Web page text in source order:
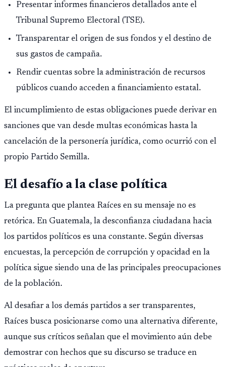
Presentar informes financieros detallados ante el
Tribunal Supremo Electoral (TSE).
Transparentar el origen de sus fondos y el destino de
sus gastos de campaña.
Rendir cuentas sobre la administración de recursos
públicos cuando acceden a financiamiento estatal.
El incumplimiento de estas obligaciones puede derivar en
sanciones que van desde multas económicas hasta la
cancelación de la personería jurídica, como ocurrió con el
propio Partido Semilla.
El desafío a la clase política
La pregunta que plantea Raíces en su mensaje no es
retórica. En Guatemala, la desconfianza ciudadana hacia
los partidos políticos es una constante. Según diversas
encuestas, la percepción de corrupción y opacidad en la
política sigue siendo una de las principales preocupaciones
de la población.
Al desafiar a los demás partidos a ser transparentes,
Raíces busca posicionarse como una alternativa diferente,
aunque sus críticos señalan que el movimiento aún debe
demostrar con hechos que su discurso se traduce en